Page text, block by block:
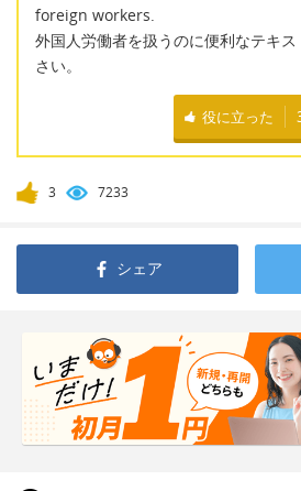
foreign workers.
外国人労働者を扱うのに便利なテキ
さい。
役に立った
3 7233
シェア